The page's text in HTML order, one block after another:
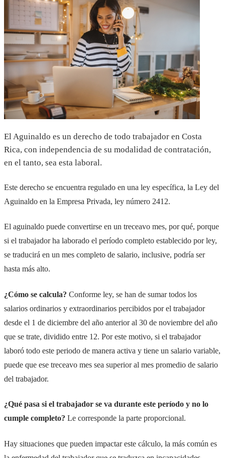
El Aguinaldo es un derecho de todo trabajador en Costa
Rica, con independencia de su modalidad de contratación,
en el tanto, sea esta laboral.
Este derecho se encuentra regulado en una ley específica, la Ley del
Aguinaldo en la Empresa Privada, ley número 2412.
El aguinaldo puede convertirse en un treceavo mes, por qué, porque
si el trabajador ha laborado el período completo establecido por ley,
se traducirá en un mes completo de salario, inclusive, podría ser
hasta más alto.
¿Cómo se calcula? Conforme ley, se han de sumar todos los
salarios ordinarios y extraordinarios percibidos por el trabajador
desde el 1 de diciembre del año anterior al 30 de noviembre del año
que se trate, dividido entre 12. Por este motivo, si el trabajador
laboró todo este periodo de manera activa y tiene un salario variable,
puede que ese treceavo mes sea superior al mes promedio de salario
del trabajador.
¿Qué pasa si el trabajador se va durante este período y no lo
cumple completo? Le corresponde la parte proporcional.
Hay situaciones que pueden impactar este cálculo, la más común es